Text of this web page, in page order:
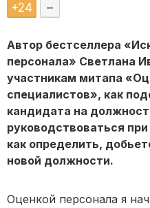
+24 –
Автор бестселлера
персонала» Светлана
участникам митапа
специалистов», как
кандидата на
руководствоваться
как определить,
новой должности.
Оценкой персонала я